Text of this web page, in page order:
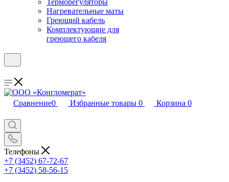
Терморегуляторы
Нагревательные маты
Греющий кабель
Комплектующие для
греющего кабеля
Сравнение0 Избранные товары 0 Корзина 0
Телефоны
+7 (3452) 67-72-67
+7 (3452) 58-56-15